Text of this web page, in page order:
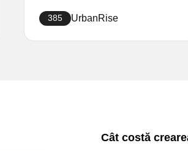
385 UrbanRise
Cât costă